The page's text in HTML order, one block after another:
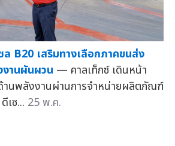
ล B20 เสริมทางเลือกภาคขนส่ง
านผันผวน — คาลเท็กซ์ เดินหน้า
านพลังงานผ่านการจำหน่ายผลิตภัณฑ์
เซ... 25 พ.ค.